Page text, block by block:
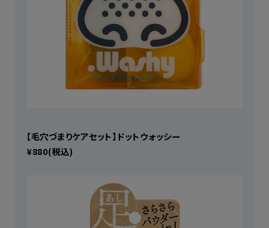
【毛穴づまりケアセット】ドットウォッシー
¥880(税込)